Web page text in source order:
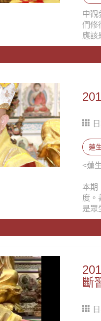
中觀
們修
應該
蓮
<蓮
本期
度。
是眾
斷